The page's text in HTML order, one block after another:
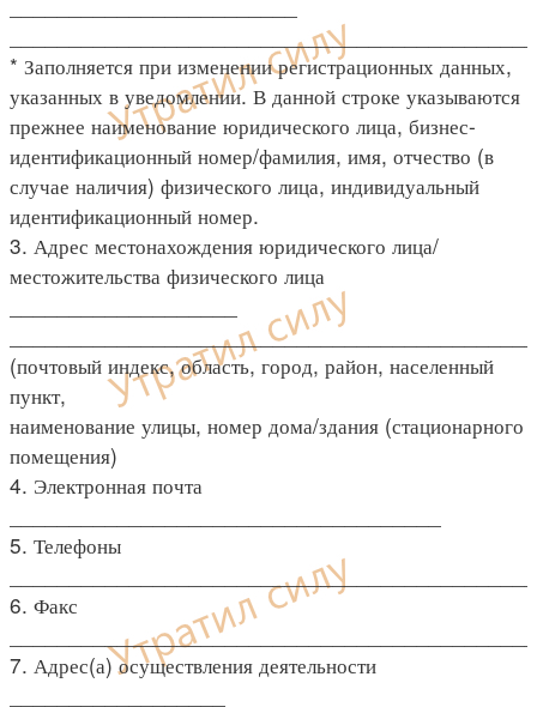
* Заполняется при изменении регистрационных данных,
указанных в уведомлении. В данной строке указываются
прежнее наименование юридического лица, бизнес-
идентификационный номер/фамилия, имя, отчество (в
случае наличия) физического лица, индивидуальный
идентификационный номер.
3. Адрес местонахождения юридического лица/
местожительства физического лица
(почтовый индекс, область, город, район, населенный
пункт,
наименование улицы, номер дома/здания (стационарного
помещения)
4. Электронная почта
5. Телефоны
6. Факс
7. Адрес(а) осуществления деятельности